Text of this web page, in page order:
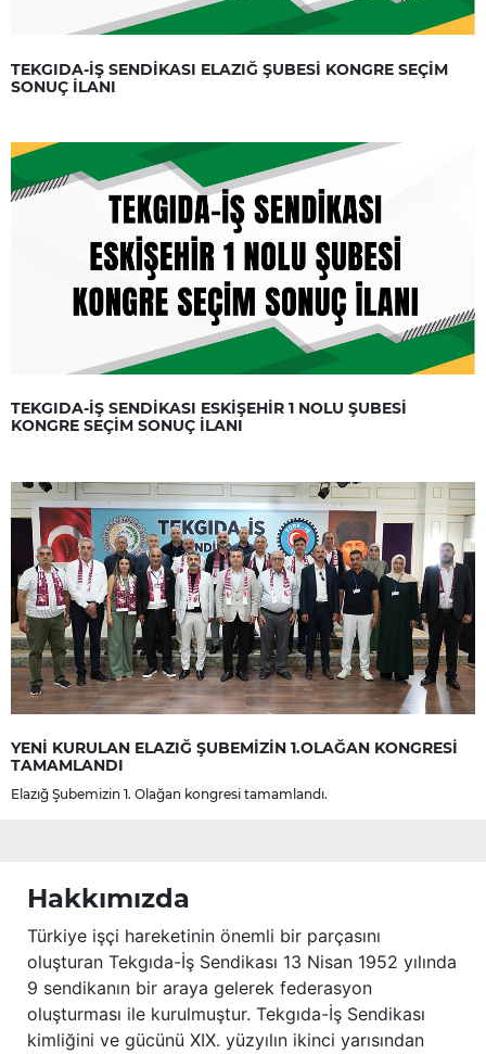
TEKGIDA-İŞ SENDİKASI ELAZIĞ ŞUBESİ KONGRE SEÇİM
SONUÇ İLANI
TEKGIDA-İŞ SENDİKASI ESKİŞEHİR 1 NOLU ŞUBESİ
KONGRE SEÇİM SONUÇ İLANI
YENİ KURULAN ELAZIĞ ŞUBEMİZİN 1.OLAĞAN KONGRESİ
TAMAMLANDI
Elazığ Şubemizin 1. Olağan kongresi tamamlandı.
Hakkımızda
Türkiye işçi hareketinin önemli bir parçasını
oluşturan Tekgıda-İş Sendikası 13 Nisan 1952 yılında
9 sendikanın bir araya gelerek federasyon
oluşturması ile kurulmuştur. Tekgıda-İş Sendikası
kimliğini ve gücünü XIX. yüzyılın ikinci yarısından